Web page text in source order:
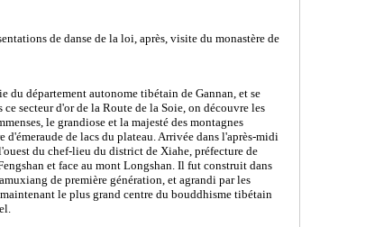
de danse de la loi, après, visite du monastère de
département autonome tibétain de Gannan, et se
secteur d'or de la Route de la Soie, on découvre les
le grandiose et la majesté des montagnes
de lacs du plateau. Arrivée dans l'après-midi
du chef-lieu du district de Xiahe, préfecture de
et face au mont Longshan. Il fut construit dans
de première génération, et agrandi par les
le plus grand centre du bouddhisme tibétain